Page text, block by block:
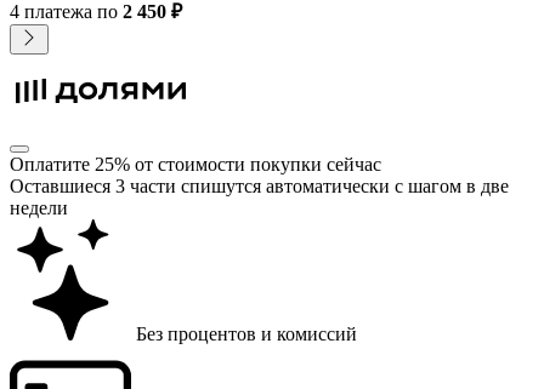
4 платежа по 2 450 ₽
Оплатите 25% от стоимости покупки сейчас
Оставшиеся 3 части спишутся автоматически с шагом в две
недели
Без процентов и комиссий